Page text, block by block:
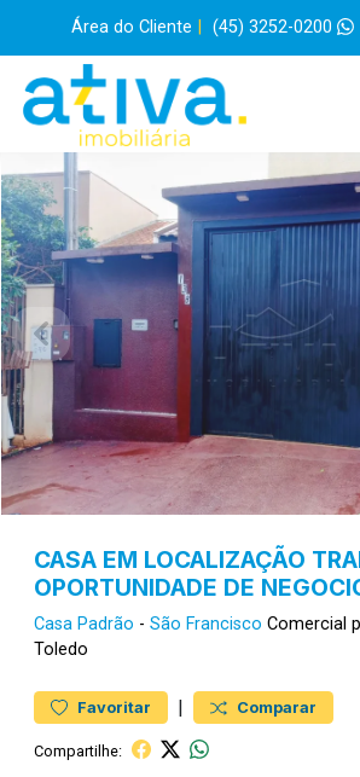
Área do Cliente (45) 3252-0200
CASA EM LOCALIZAÇÃO
OPORTUNIDADE DE
Casa Padrão - São Francisco Comercial
Toledo
Favoritar | Comparar
Compartilhe: